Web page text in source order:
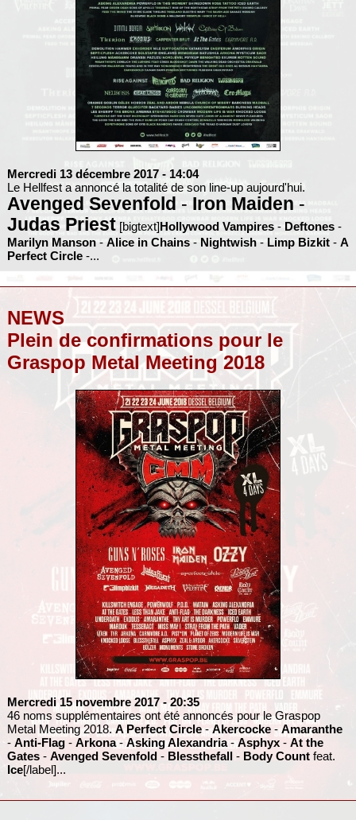
Mercredi 13 décembre 2017 - 14:04
Le Hellfest a annoncé la totalité de son line-up aujourd'hui.
Avenged Sevenfold - Iron Maiden -
Judas Priest[bigtext]Hollywood Vampires- Deftones-
Marilyn Manson- Alice in Chains- Nightwish- Limp Bizkit- A
Perfect Circle-...
NEWS
Plein de confirmations pour le
Graspop Metal Meeting 2018
Mercredi 15 novembre 2017 - 20:35
46 noms supplémentaires ont été annoncés pour le Graspop
Metal Meeting 2018. A Perfect Circle- Akercocke- Amaranthe
- Anti-Flag- Arkona- Asking Alexandria- Asphyx- At the
Gates- Avenged Sevenfold- Blessthefall- Body Countfeat.
Ice[/label]...